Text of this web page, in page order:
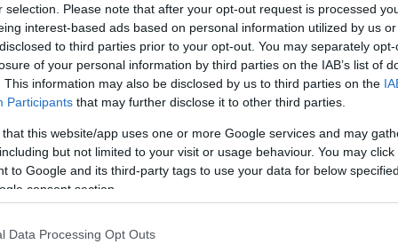
selection. Please note that after your opt-out request is processed
interest-based ads based on personal information utilized by us
to third parties prior to your opt-out. You may separately
of your personal information by third parties on the IAB’s list of
This information may also be disclosed by us to third parties on the
Participants that may further disclose it to other third parties.
that this website/app uses one or more Google services and may
but not limited to your visit or usage behaviour. You may
to Google and its third-party tags to use your data for below
consent section.
Data Processing Opt Outs
Zásteny a pracovné dosky dokážu spraviť aj z celkom
obyčajnej kuchynskej linky mimoriadne štýlovú vec.
Ich moderné a prepracované povrchy vám okrem
toho ušetria čas venovaný údržbe.
23. 01. 2020
KUCHYŇA, JEDÁLEŇ